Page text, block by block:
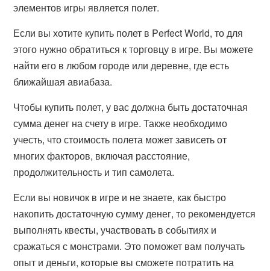
элементов игры является полет.
Если вы хотите купить полет в Perfect World, то для
этого нужно обратиться к торговцу в игре. Вы можете
найти его в любом городе или деревне, где есть
ближайшая авиабаза.
Чтобы купить полет, у вас должна быть достаточная
сумма денег на счету в игре. Также необходимо
учесть, что стоимость полета может зависеть от
многих факторов, включая расстояние,
продолжительность и тип самолета.
Если вы новичок в игре и не знаете, как быстро
накопить достаточную сумму денег, то рекомендуется
выполнять квесты, участвовать в событиях и
сражаться с монстрами. Это поможет вам получать
опыт и деньги, которые вы сможете потратить на